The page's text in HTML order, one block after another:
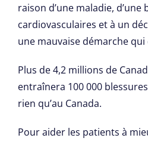
raison d’une maladie,
cardiovasculaires et à un
une mauvaise démarche
Plus de 4,2 millions de
entraînera 100 000
rien qu’au Canada.
Pour aider les patients à